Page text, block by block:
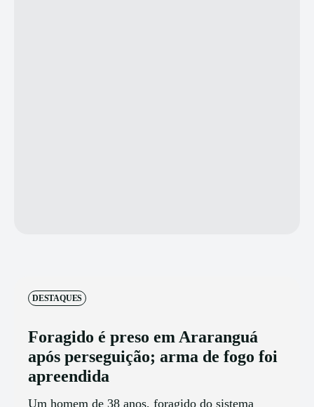
DESTAQUES
Foragido é preso em Araranguá
após perseguição; arma de fogo foi
apreendida
Um homem de 38 anos, foragido do sistema